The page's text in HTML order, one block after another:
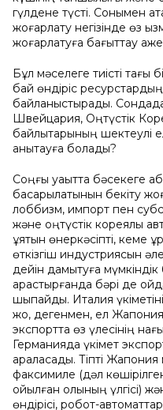
гүлдене түсті. Сонымен
жоғарлату негізінде өз
жоғарлатуға бағыттау
Бұл мәселеге тиісті тағы
бай өндіріс
байланыстырады.
Швейцария, Оңтүстік
байлықтарының шектеулі
анықтауға болады?
Соңғы уақытта бәсекеге
басқарылатынын бекіту
лоббизм, импорт пен
және оңтүстік кореялық
құятын өнеркәсіпті, кеме
өткізгіш индустриясын
дейін дамытуға
қарастырғанда бәрі де
шықпайды. Италия
жоқ, дегенмен, ел
экспортта өз үлесінің
Германияда үкімет
араласады. Тіпті
факсимиле (дәл
қойылған қолының үлгісі)
өндірісі, робот-